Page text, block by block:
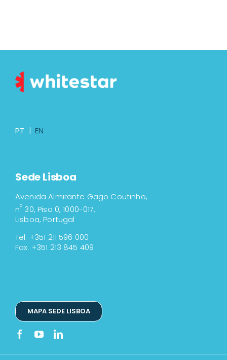
PT | EN
Sede Lisboa
Avenida Almirante Gago Coutinho,
nº 30, Piso 0, 1000-017,
Lisboa, Portugal
Tel: +351 211 596 000
Fax: +351 213 845 409
MAPA SEDE LISBOA